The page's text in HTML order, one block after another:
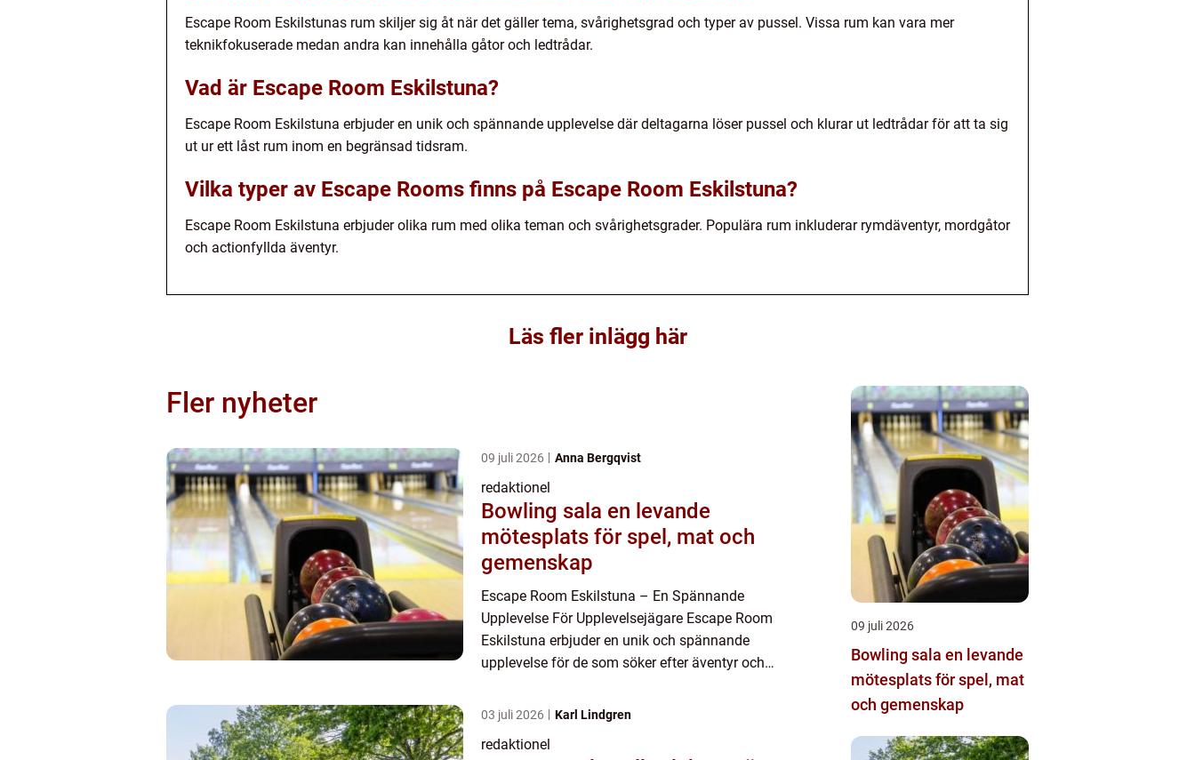
Escape Room Eskilstunas rum skiljer sig åt när det gäller tema, svårighetsgrad och typer av pussel. Vissa rum kan vara mer
teknikfokuserade medan andra kan innehålla gåtor och ledtrådar.
Vad är Escape Room Eskilstuna?
Escape Room Eskilstuna erbjuder en unik och spännande upplevelse där deltagarna löser pussel och klurar ut ledtrådar för att ta sig
ut ur ett låst rum inom en begränsad tidsram.
Vilka typer av Escape Rooms finns på Escape Room Eskilstuna?
Escape Room Eskilstuna erbjuder olika rum med olika teman och svårighetsgrader. Populära rum inkluderar rymdäventyr, mordgåtor
och actionfyllda äventyr.
Läs fler inlägg här
Fler nyheter
09 juli 2026 Anna Bergqvist
redaktionel
Bowling sala en levande
mötesplats för spel, mat och
gemenskap
Escape Room Eskilstuna – En Spännande
Upplevelse För Upplevelsejägare Escape Room
Eskilstuna erbjuder en unik och spännande
upplevelse för de som söker efter äventyr och
och en begränsad tidsram ut...
03 juli 2026 Karl Lindgren
redaktionel
09 juli 2026
Bowling sala en levande
mötesplats för spel, mat
och gemenskap